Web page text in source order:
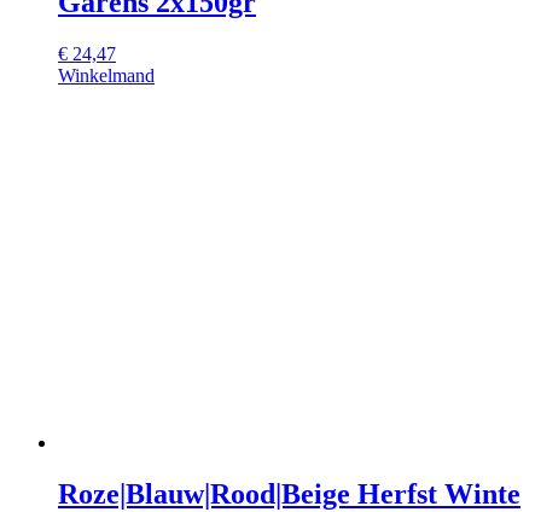
€ 24,47
Winkelmand
Roze|Blauw|Rood|Beige Herfst Winte